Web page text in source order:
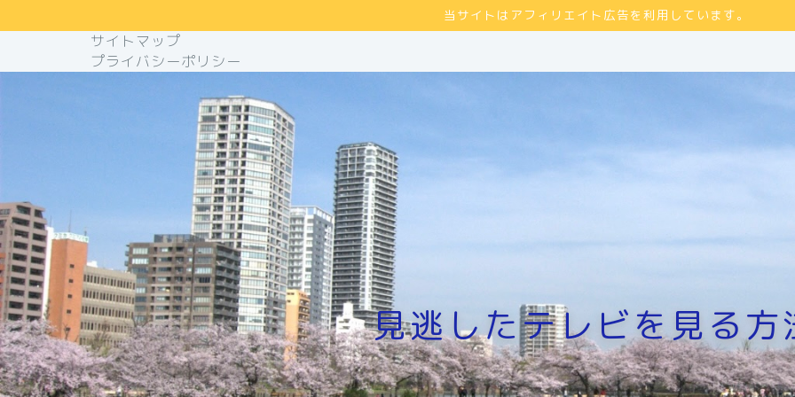
当サイトはアフィリエイト広告を利用しています。
サイトマップ
プライバシーポリシー
見逃したテレビを見る方